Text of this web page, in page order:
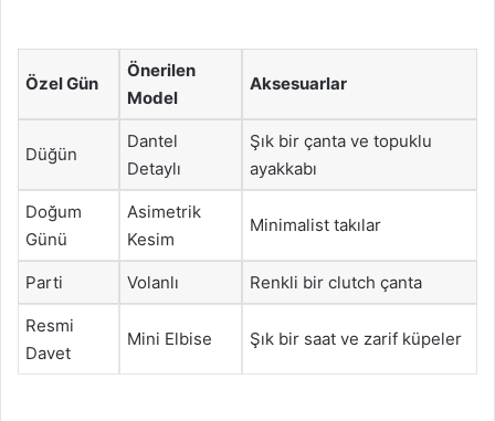
Özel Gün
Önerilen
Model
Aksesuarlar
Düğün
Dantel
Detaylı
Şık bir çanta ve topuklu
ayakkabı
Doğum
Günü
Asimetrik
Kesim
Minimalist takılar
Parti Volanlı Renkli bir clutch çanta
Resmi
Davet
Mini Elbise Şık bir saat ve zarif küpeler